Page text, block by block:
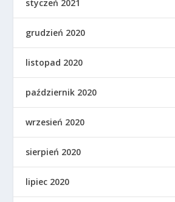
styczeń 2021
grudzień 2020
listopad 2020
październik 2020
wrzesień 2020
sierpień 2020
lipiec 2020